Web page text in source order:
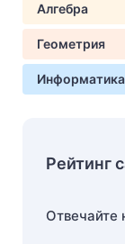
Алгебра
Геометрия
Информатика
Рейтинг
Отвечайте